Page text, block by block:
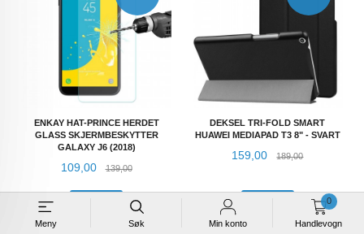
Meny Søk Min konto Handlevogn
0
ENKAY HAT-PRINCE HERDET
GLASS SKJERMBESKYTTER
GALAXY J6 (2018)
Tilbud
109,00 139,00Rabatt
DEKSEL TRI-FOLD SMART
HUAWEI MEDIAPAD T3 8" - SVART
Tilbud
159,00 189,00Rabatt